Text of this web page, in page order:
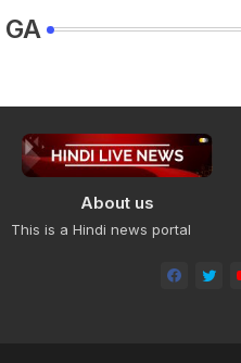
GA
About us
This is a Hindi news portal